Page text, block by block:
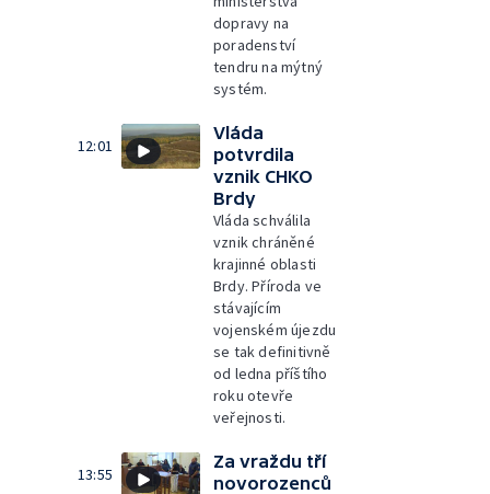
dopravy na
poradenství
tendru na mýtný
systém.
12:01
Vláda
potvrdila
vznik CHKO
Brdy
Vláda schválila
vznik chráněné
krajinné oblasti
Brdy. Příroda ve
stávajícím
vojenském újezdu
se tak definitivně
od ledna příštího
roku otevře
veřejnosti.
13:55
Za vraždu tří
novorozenců